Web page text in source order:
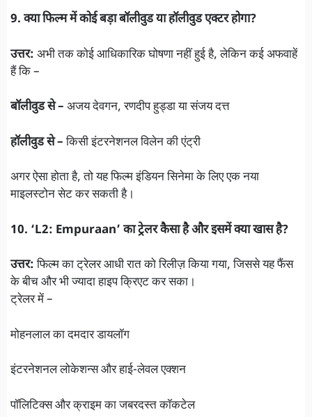
9. क्या फिल्म में कोई बड़ा बॉलीवुड या हॉलीवुड एक्टर होगा?
उत्तर: अभी तक कोई आधिकारिक घोषणा नहीं हुई है, लेकिन कई अफवाहें
हैं कि –
बॉलीवुड से – अजय देवगन, रणदीप हुड्डा या संजय दत्त
हॉलीवुड से –किसी इंटरनेशनल विलेन की एंट्री
अगर ऐसा होता है, तो यह फिल्म इंडियन सिनेमा के लिए एक नया
माइलस्टोन सेट कर सकती है।
10. ‘L2: Empuraan’ का ट्रेलर कैसा है और इसमें क्या खास है?
उत्तर:फिल्म का ट्रेलर आधी रात को रिलीज़ किया गया, जिससे यह फैंस
के बीच और भी ज्यादा हाइप क्रिएट कर सका।
ट्रेलर में –
मोहनलाल का दमदार डायलॉग
इंटरनेशनल लोकेशन्स और हाई-लेवल एक्शन
पॉलिटिक्स और क्राइम का जबरदस्त कॉकटेल